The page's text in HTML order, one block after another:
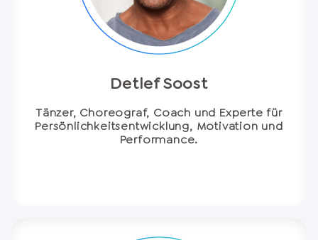
Detlef Soost
Tänzer, Choreograf, Coach und Experte für
Persönlichkeitsentwicklung, Motivation und
Performance.